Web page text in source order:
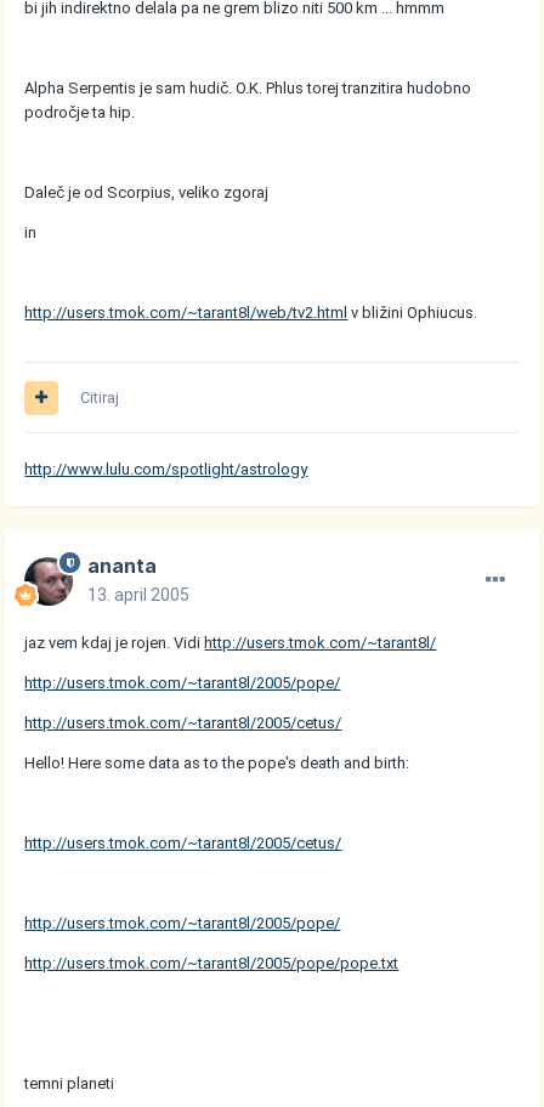
bi jih indirektno delala pa ne grem blizo niti 500 km ... hmmm
Alpha Serpentis je sam hudič. O.K. Phlus torej tranzitira hudobno
področje ta hip.
Daleč je od Scorpius, veliko zgoraj
in
http://users.tmok.com/~tarant8l/web/tv2.html v bližini Ophiucus.
Citiraj
http://www.lulu.com/spotlight/astrology
ananta
13. april 2005
jaz vem kdaj je rojen. Vidi http://users.tmok.com/~tarant8l/
http://users.tmok.com/~tarant8l/2005/pope/
http://users.tmok.com/~tarant8l/2005/cetus/
Hello! Here some data as to the pope's death and birth:
http://users.tmok.com/~tarant8l/2005/cetus/
http://users.tmok.com/~tarant8l/2005/pope/
http://users.tmok.com/~tarant8l/2005/pope/pope.txt
temni planeti